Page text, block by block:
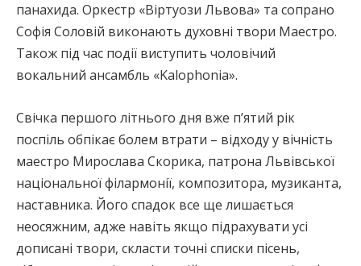
панахида. Оркестр «Віртуози Львова» та сопрано
Софія Соловій виконають духовні твори Маестро.
Також під час події виступить чоловічий
вокальний ансамбль «Kalophonia».
Свічка першого літнього дня вже пʼятий рік
поспіль обпікає болем втрати – відходу у вічність
маестро Мирослава Скорика, патрона Львівської
національної філармонії, композитора, музиканта,
наставника. Його спадок все ще лишається
неосяжним, адже навіть якщо підрахувати усі
дописані твори, скласти точні списки пісень,